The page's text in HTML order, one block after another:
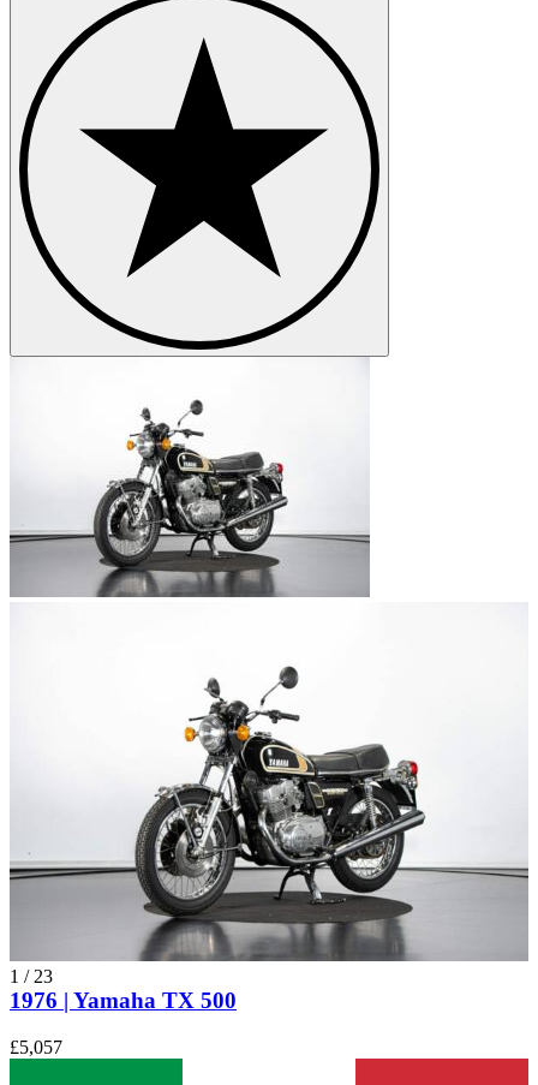
1 / 23
1976 | Yamaha TX 500
£5,057